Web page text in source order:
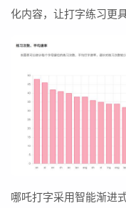
化内容，让打字练习更
哪吒打字采用智能渐进